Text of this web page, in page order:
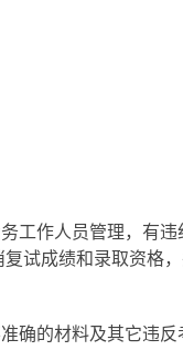
工作人员管理，有
试成绩和录取资格
确的材料及其它违